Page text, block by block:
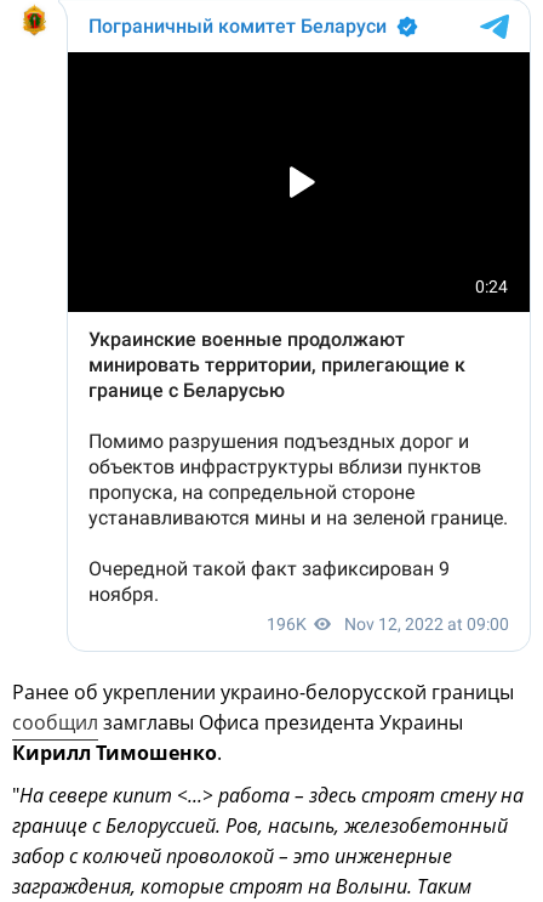
Ранее об укреплении украино-белорусской границы
сообщил замглавы Офиса президента Украины
Кирилл Тимошенко.
"На севере кипит <...> работа – здесь строят стену на
границе с Белоруссией. Ров, насыпь, железобетонный
забор с колючей проволокой – это инженерные
заграждения, которые строят на Волыни. Таким